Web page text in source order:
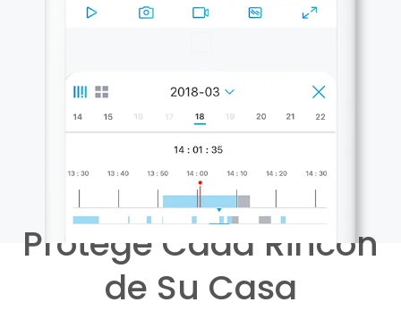
Protege Cada Rincón
de Su Casa